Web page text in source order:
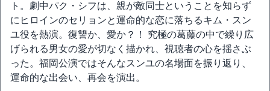
ト。劇中パク・シフは、親が敵同士ということを知らず
にヒロインのセリョンと運命的な恋に落ちるキム・スン
ユ役を熱演。復讐か、愛か？！ 究極の葛藤の中で繰り広
げられる男女の愛が切なく描かれ、視聴者の心を揺さぶ
った。福岡公演ではそんなスンユの名場面を振り返り、
運命的な出会い、再会を演出。